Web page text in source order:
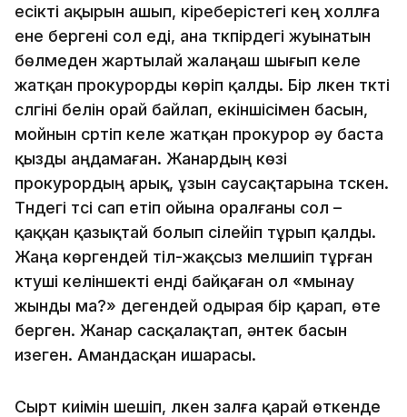
есікті ақырын ашып, кіреберістегі кең холлға
ене бергені сол еді, ана түкпірдегі жуынатын
бөлмеден жартылай жалаңаш шығып келе
жатқан прокурорды көріп қалды. Бір үлкен түкті
сүлгіні белін орай байлап, екіншісімен басын,
мойнын сүртіп келе жатқан прокурор әу баста
қызды аңдамаған. Жанардың көзі
прокурордың арық, ұзын саусақтарына түскен.
Түндегі түсі сап етіп ойына оралғаны сол –
қаққан қазықтай болып сілейіп тұрып қалды.
Жаңа көргендей тіл-жақсыз мелшиіп тұрған
күтуші келіншекті енді байқаған ол «мынау
жынды ма?» дегендей одырая бір қарап, өте
берген. Жанар сасқалақтап, әнтек басын
изеген. Амандасқан ишарасы.
Сырт киімін шешіп, үлкен залға қарай өткенде